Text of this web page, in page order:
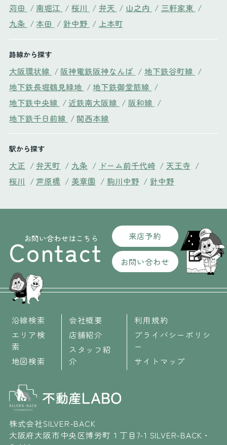
苅田 / 南堀江 / 桜川 / 弁天 / 山之内 / 三軒家東 /
九条 / 本田 / 針中野 / 上本町
路線から探す
大阪環状線 / 阪神電鉄阪神なんば / 地下鉄谷町線 /
地下鉄長堀鶴見緑地 / 地下鉄御堂筋線 /
地下鉄中央線 / 近鉄南大阪線 / 阪和線 /
地下鉄千日前線 / 関西本線
駅から探す
大正 / 弁天町 / 九条 / ドーム前千代崎 / 天王寺 /
桜川 / 芦原橋 / 美章園 / 駒川中野 / 針中野
お問い合わせはこちら
Contact 来店予約
お問い合わせ
沿線検索
エリア検
索
地図検索
会社概要
店舗紹介
スタッフ紹
介
利用規約
プライバシーポリシ
ー
サイトマップ
株式会社SILVER-BACK
大阪府大阪市中央区博労町１丁目7-1 SILVER-BACK・